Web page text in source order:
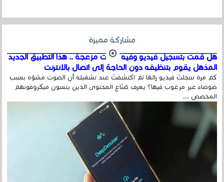
مشاركة مميزة
هل قمت بتسجيل فيديو وفيه أصوت مزعجة .. هذا التطبيق الجديد
المذهل يقوم بتنظيفه دون الحاجة إلى اتصال بالإنترنت
كم مرة سجلتَ فيديو رائعًا ثم اكتشفتَ عند تشغيله أن الصوت مشوّه بسبب
ضوضاء غير مرغوب فيها؟ يعرف صُنّاع المحتوى الذين ينسون ميكروفونهم
المخصص ...